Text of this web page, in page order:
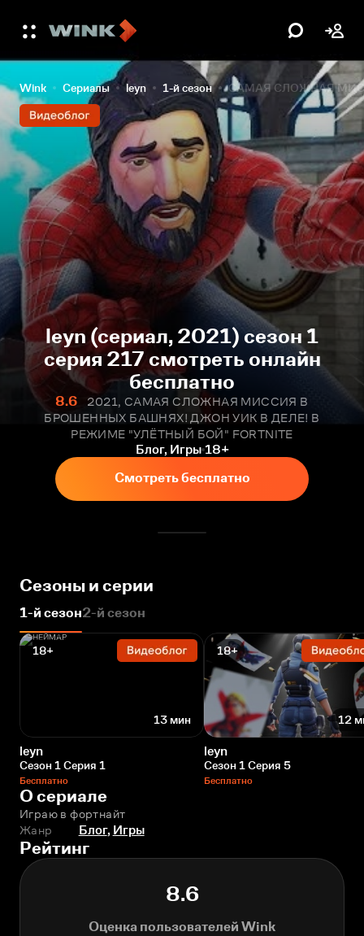
Wink Сериалы leyn 1-й сезон САМАЯ СЛОЖНАЯ
leyn (сериал, 2021) сезон 1
серия 217 смотреть онлайн
бесплатно
8.6
2021, САМАЯ СЛОЖНАЯ МИССИЯ В
БРОШЕННЫХ БАШНЯХ! ДЖОН УИК В ДЕЛЕ! В
РЕЖИМЕ "УЛЁТНЫЙ БОЙ" FORTNITE
Блог, Игры 18+
Смотреть бесплатно
Сезоны и серии
1-й сезон2-й сезон
18+
13 мин
leyn
Сезон 1 Серия 1
Бесплатно
18+
12
leyn
Сезон 1 Серия 5
Бесплатно
О сериале
Играю в фортнайт
Жанр
Блог, Игры
Рейтинг
8.6
Оценка пользователей Wink